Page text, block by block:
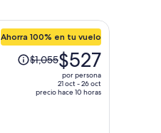
Ahorra 100% en tu vuelo
El
precio
$1,055$527
por persona
21 oct - 26 oct
precio hace 10 horas